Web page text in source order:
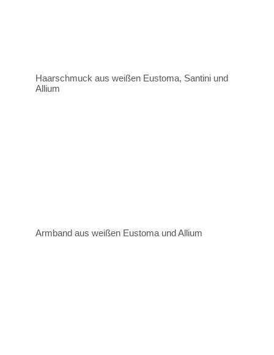
Haarschmuck aus weißen Eustoma, Santini und
Allium
Armband aus weißen Eustoma und Allium